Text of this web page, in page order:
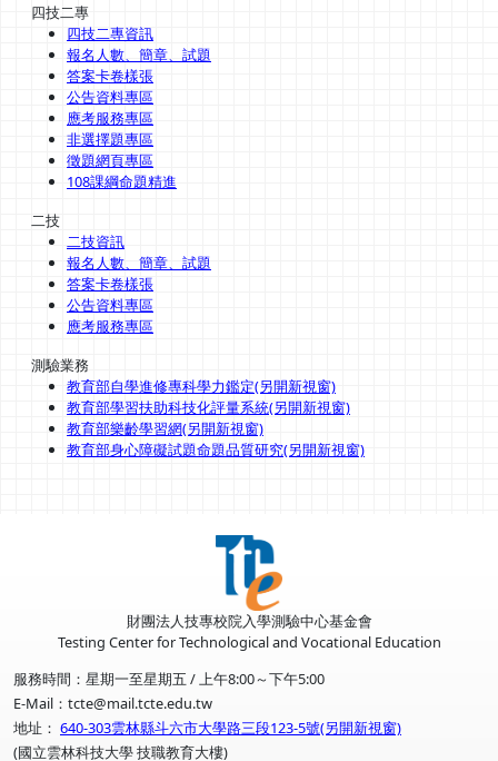
四技二專
四技二專資訊
報名人數、簡章、試題
答案卡卷樣張
公告資料專區
應考服務專區
非選擇題專區
徵題網頁專區
108課綱命題精進
二技
二技資訊
報名人數、簡章、試題
答案卡卷樣張
公告資料專區
應考服務專區
測驗業務
教育部自學進修專科學力鑑定(另開新視窗)
教育部學習扶助科技化評量系統(另開新視窗)
教育部樂齡學習網(另開新視窗)
教育部身心障礙試題命題品質研究(另開新視窗)
財團法人技專校院入學測驗中心基金會
Testing Center for Technological and Vocational Education
服務時間：星期一至星期五 / 上午8:00～下午5:00
E-Mail：tcte@mail.tcte.edu.tw
地址： 640-303雲林縣斗六市大學路三段123-5號(另開新視窗)
(國立雲林科技大學 技職教育大樓)